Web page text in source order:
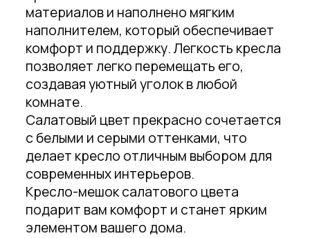
материалов и наполнено мягким
наполнителем, который обеспечивает
комфорт и поддержку. Легкость кресла
позволяет легко перемещать его,
создавая уютный уголок в любой
комнате.
Салатовый цвет прекрасно сочетается
с белыми и серыми оттенками, что
делает кресло отличным выбором для
современных интерьеров.
Кресло-мешок салатового цвета
подарит вам комфорт и станет ярким
элементом вашего дома.